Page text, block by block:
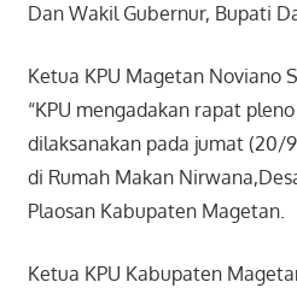
Dan Wakil Gubernur, Bupati
Ketua KPU Magetan Noviano
“KPU mengadakan rapat
dilaksanakan pada jumat (20/
di Rumah Makan
Plaosan Kabupaten Magetan.
Ketua KPU Kabupaten